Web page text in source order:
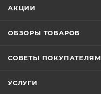
АКЦИИ
ОБЗОРЫ ТОВАРОВ
СОВЕТЫ ПОКУПАТЕЛЯМ
УСЛУГИ